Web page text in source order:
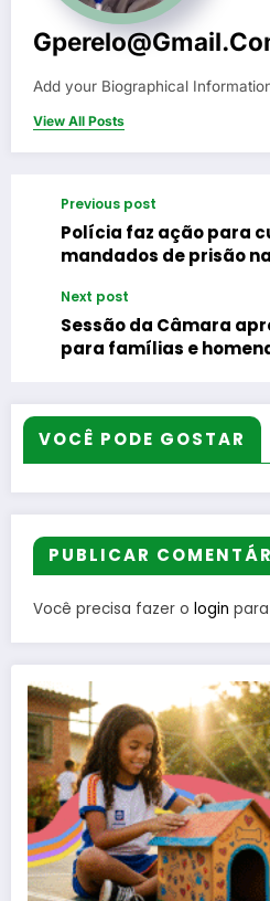
Add your Biographical
View All Posts
Previous post
Polícia faz ação para
mandados de prisão
Next post
Sessão da Câmara
para famílias e
VOCÊ PODE GOSTAR
PUBLICAR
Você precisa fazer o login